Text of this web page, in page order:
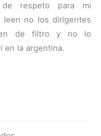
respeto para mi
leen no los dirigentes
de filtro y no lo
en la argentina.